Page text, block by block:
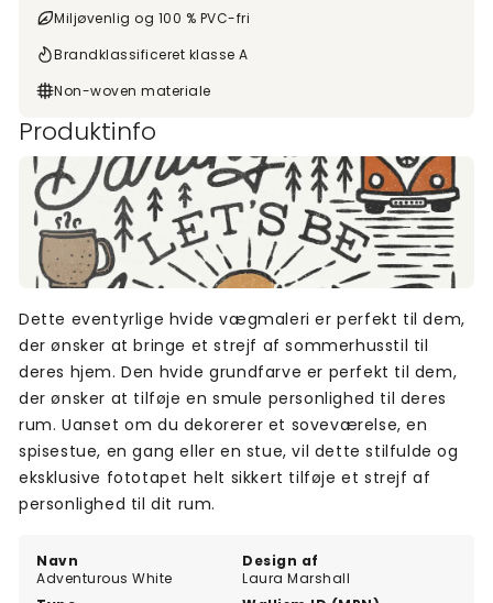
Miljøvenlig og 100 % PVC-fri
Brandklassificeret klasse A
Non-woven materiale
Produktinfo
Navn
Adventurous White
Design af
Laura Marshall
Dette eventyrlige hvide vægmaleri er perfekt til dem,
der ønsker at bringe et strejf af sommerhusstil til
deres hjem. Den hvide grundfarve er perfekt til dem,
der ønsker at tilføje en smule personlighed til deres
rum. Uanset om du dekorerer et soveværelse, en
spisestue, en gang eller en stue, vil dette stilfulde og
eksklusive fototapet helt sikkert tilføje et strejf af
personlighed til dit rum.